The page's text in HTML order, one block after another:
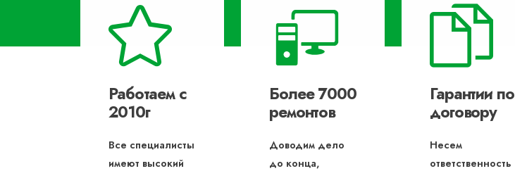
Работаем с
2010г
Все специалисты
имеют высокий
Более 7000
ремонтов
Доводим дело
до конца,
Гарантии по
договору
Несем
ответственность